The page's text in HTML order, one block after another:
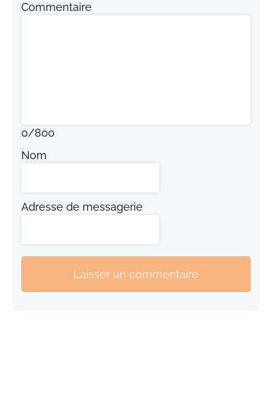
Commentaire
0/800
Nom
Adresse de messagerie
Laisser un commentaire